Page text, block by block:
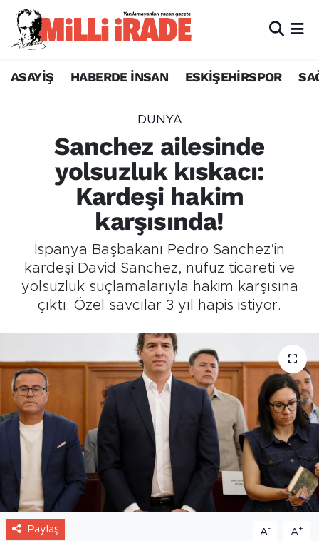
ASAYİŞ HABERDE İNSAN ESKİŞEHİRSPOR
DÜNYA
Sanchez ailesinde
yolsuzluk kıskacı:
Kardeşi hakim
karşısında!
İspanya Başbakanı Pedro Sanchez’in
kardeşi David Sanchez, nüfuz ticareti ve
yolsuzluk suçlamalarıyla hakim karşısına
çıktı. Özel savcılar 3 yıl hapis istiyor.
Paylaş A- A+